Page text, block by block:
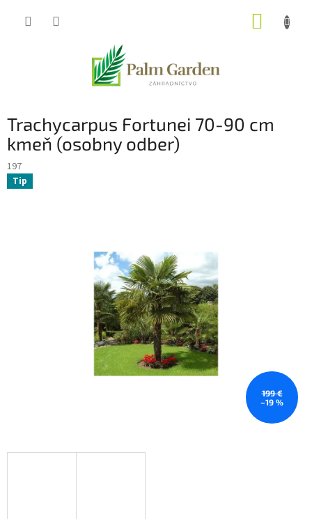
Trachycarpus Fortunei 70-90 cm
kmeň (osobny odber)
197
Tip
199 €
–19 %